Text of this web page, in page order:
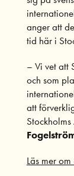
anger att
tid här i
– Vi vet att
och som
att
Läs mer